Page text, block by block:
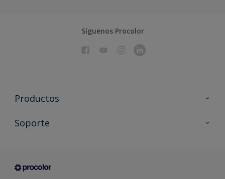
Síguenos Procolor
Productos
Todos los productos
Condiciones generales de venta
Soporte
Sobre Procolor